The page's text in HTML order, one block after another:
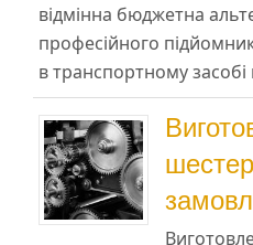
відмінна бюджетна
професійного
в транспортному